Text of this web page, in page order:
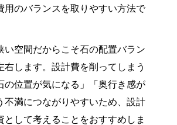
用のバランスを取りやすい方法で
い空間だからこそ石の配置バラン
右します。設計費を削ってしまう
の位置が気になる」「奥行き感が
不満につながりやすいため、設計
として考えることをおすすめしま